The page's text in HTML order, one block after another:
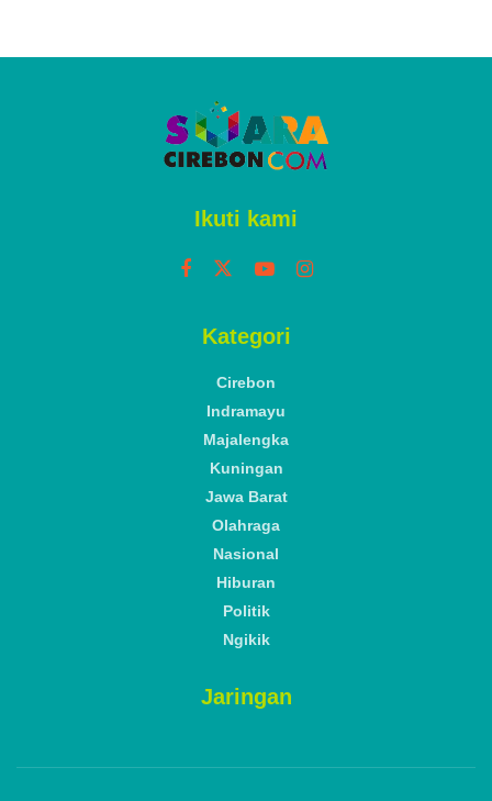
Cirebon Dituding Langgar
Aturan Pilkada
2024 kepada awak media, Rabu, 4 Desember 2024.* (Foto: Dede Kurniawan/Suara